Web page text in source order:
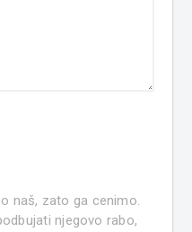
naš, zato ga cenimo.
njegovo rabo,